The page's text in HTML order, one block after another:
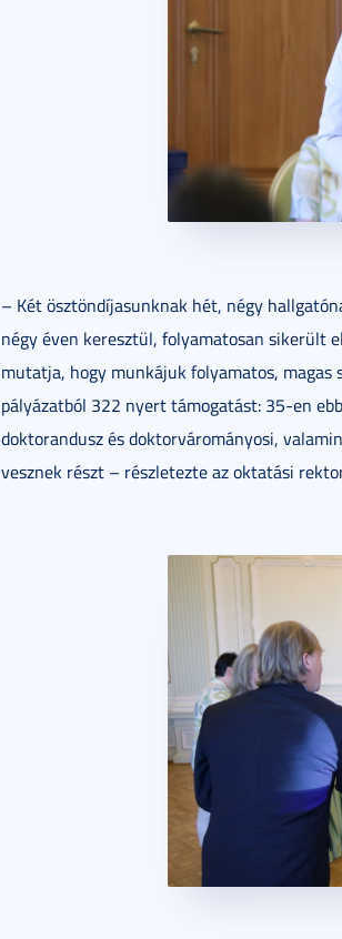
– Két ösztöndíjasunknak hét, négy
négy éven keresztül, folyamatosan sikerült
mutatja, hogy munkájuk folyamatos, magas
pályázatból 322 nyert támogatást: 35-en
doktorandusz és doktorvárományosi,
vesznek részt – részletezte az oktatási